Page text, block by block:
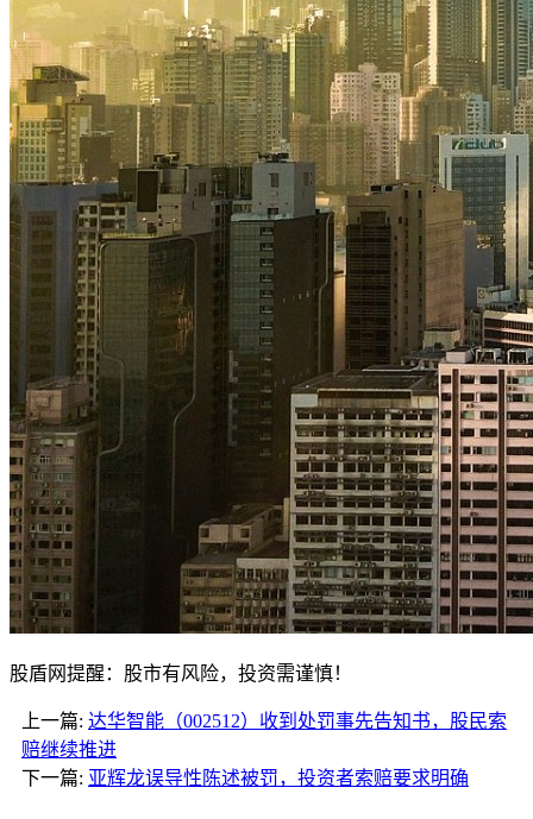
股盾网提醒：股市有风险，投资需谨慎！
上一篇: 达华智能（002512）收到处罚事先告知书，股民索
赔继续推进
下一篇: 亚辉龙误导性陈述被罚，投资者索赔要求明确